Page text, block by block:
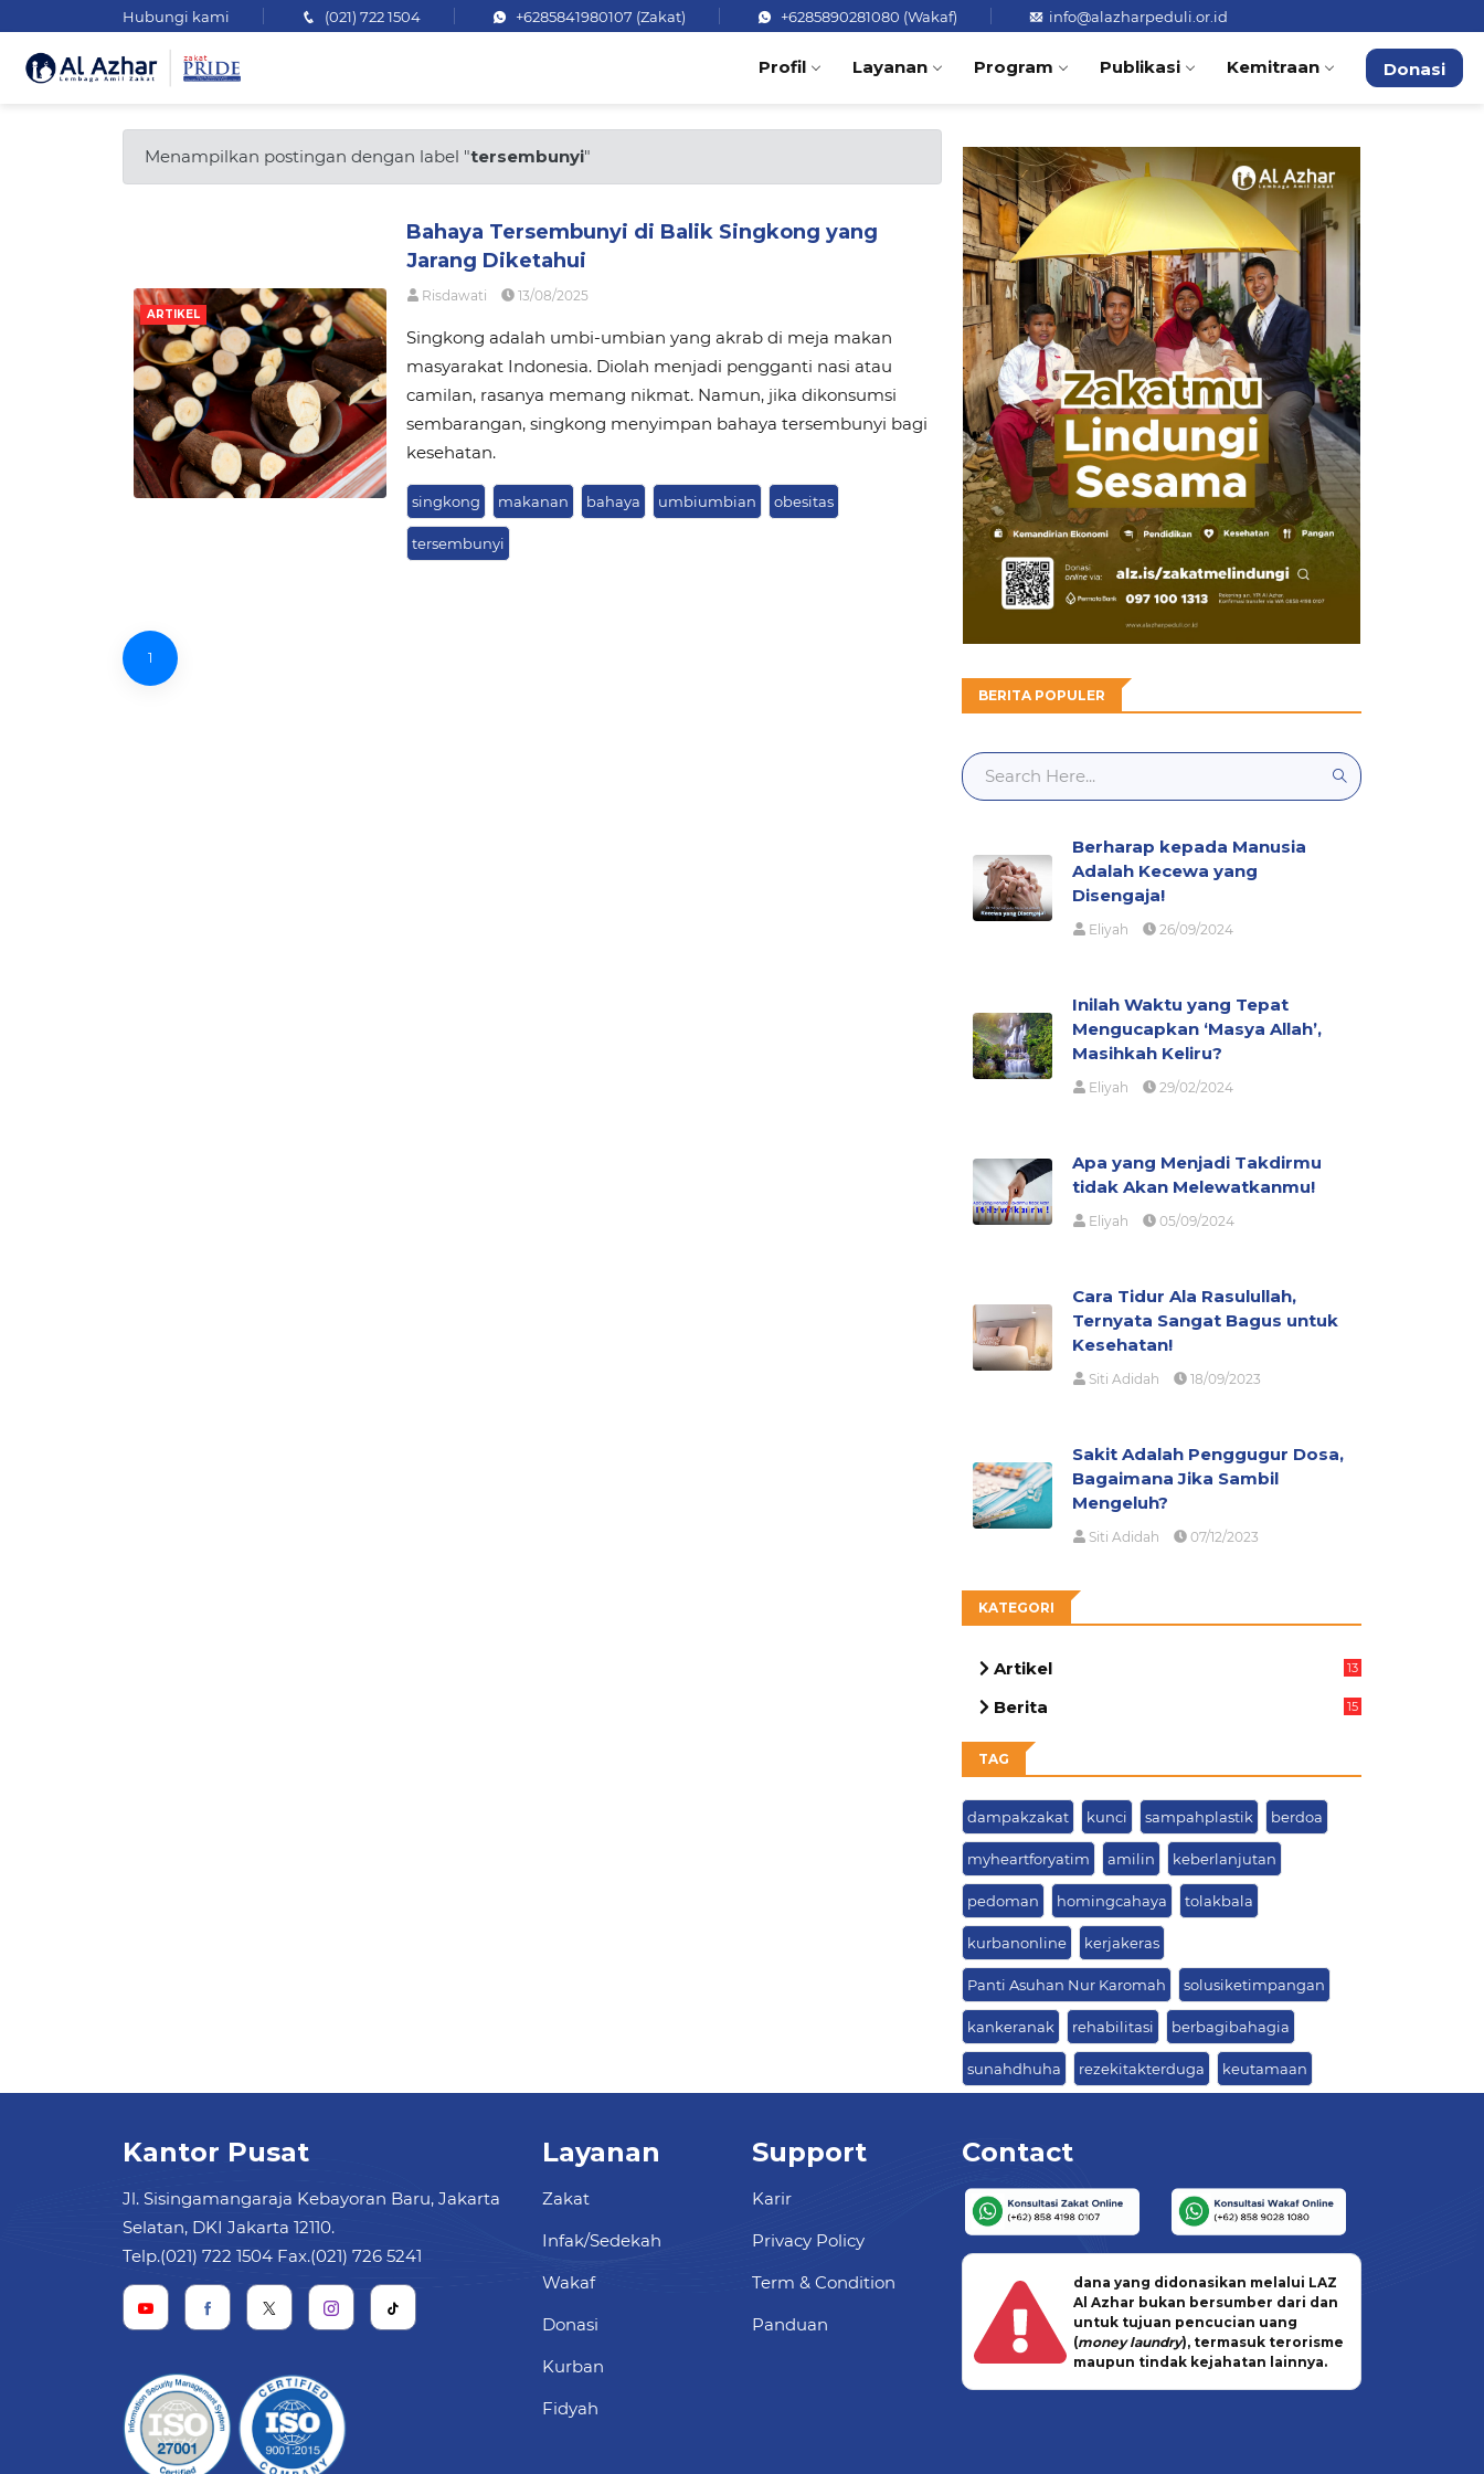
Hubungi kami (021) 722 1504 +6285841980107 (Zakat) +6285890281080 (Wakaf) info@alazharpeduli.or.id
Profil Layanan Program Publikasi Kemitraan Donasi
Menampilkan postingan dengan label "tersembunyi"
ARTIKEL
Bahaya Tersembunyi di Balik Singkong yang
Jarang Diketahui
Risdawati 13/08/2025
Singkong adalah umbi-umbian yang akrab di meja makan
masyarakat Indonesia. Diolah menjadi pengganti nasi atau
camilan, rasanya memang nikmat. Namun, jika dikonsumsi
sembarangan, singkong menyimpan bahaya tersembunyi bagi
kesehatan.
singkong makanan bahaya umbiumbian obesitas
tersembunyi
1
BERITA POPULER
Berharap kepada Manusia
Adalah Kecewa yang
Disengaja!
Eliyah 26/09/2024
Inilah Waktu yang Tepat
Mengucapkan ‘Masya Allah’,
Masihkah Keliru?
Eliyah 29/02/2024
Apa yang Menjadi Takdirmu
tidak Akan Melewatkanmu!
Eliyah 05/09/2024
Cara Tidur Ala Rasulullah,
Ternyata Sangat Bagus untuk
Kesehatan!
Siti Adidah 18/09/2023
Sakit Adalah Penggugur Dosa,
Bagaimana Jika Sambil
Mengeluh?
Siti Adidah 07/12/2023
KATEGORI
Artikel
13
Berita
15
TAG
dampakzakat kunci sampahplastik berdoa
myheartforyatim amilin keberlanjutan
pedoman homingcahaya tolakbala
kurbanonline kerjakeras
Panti Asuhan Nur Karomah solusiketimpangan
kankeranak rehabilitasi berbagibahagia
sunahdhuha rezekitakterduga keutamaan
Kantor Pusat
Jl. Sisingamangaraja Kebayoran Baru, Jakarta
Selatan, DKI Jakarta 12110.
Telp.(021) 722 1504 Fax.(021) 726 5241
Layanan
Zakat
Infak/Sedekah
Wakaf
Donasi
Kurban
Fidyah
Support
Karir
Privacy Policy
Term & Condition
Panduan
Contact
dana yang didonasikan melalui LAZ
Al Azhar bukan bersumber dari dan
untuk tujuan pencucian uang
(money laundry), termasuk terorisme
maupun tindak kejahatan lainnya.